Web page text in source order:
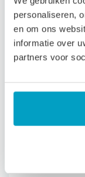
personaliseren,
en om ons
informatie over
partners voor
7 zones
21 cm hoog
Afritsbare,
3 jaar
Bepaal